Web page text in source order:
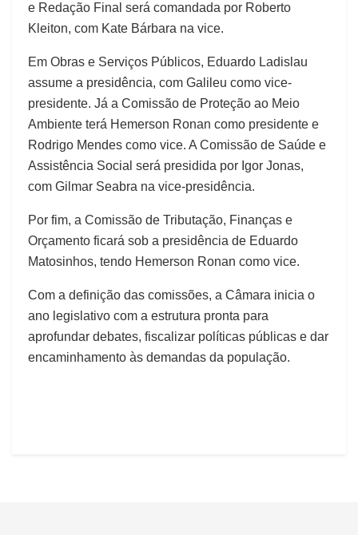
e Redação Final será comandada por Roberto
Kleiton, com Kate Bárbara na vice.
Em Obras e Serviços Públicos, Eduardo Ladislau
assume a presidência, com Galileu como vice-
presidente. Já a Comissão de Proteção ao Meio
Ambiente terá Hemerson Ronan como presidente e
Rodrigo Mendes como vice. A Comissão de Saúde e
Assistência Social será presidida por Igor Jonas,
com Gilmar Seabra na vice-presidência.
Por fim, a Comissão de Tributação, Finanças e
Orçamento ficará sob a presidência de Eduardo
Matosinhos, tendo Hemerson Ronan como vice.
Com a definição das comissões, a Câmara inicia o
ano legislativo com a estrutura pronta para
aprofundar debates, fiscalizar políticas públicas e dar
encaminhamento às demandas da população.